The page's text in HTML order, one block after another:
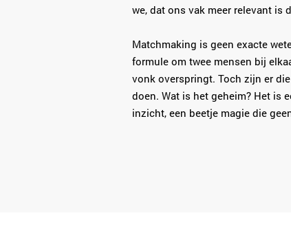
we, dat ons vak meer relevant is
Matchmaking is geen exacte
formule om twee mensen bij
vonk overspringt. Toch zijn er
doen. Wat is het geheim? Het is
inzicht, een beetje magie die